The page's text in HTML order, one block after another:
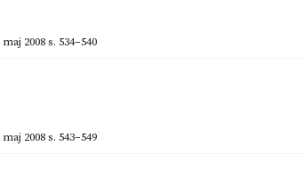
maj 2008s. 534–540
maj 2008s. 543–549